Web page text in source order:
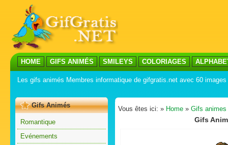
HOME GIFS ANIMÉS SMILEYS COLORIAGES
Les gifs animés Membres informatique de gifgratis.net avec 60
Gifs Animés
Romantique
Evénements
Vous êtes ici: » Home » Gifs animes
Gifs